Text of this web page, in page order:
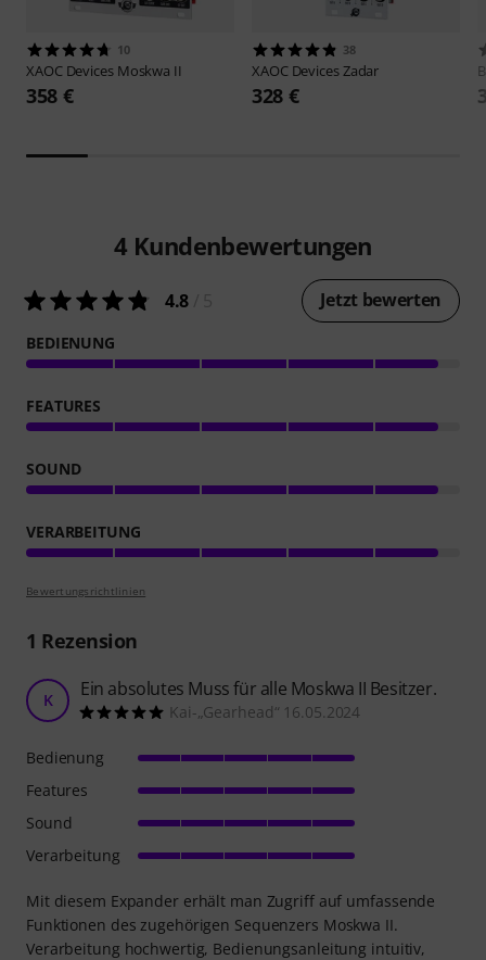
10
XAOC Devices Moskwa II
358 €
38
XAOC Devices Zadar
328 €
4 Kundenbewertungen
4.8 Jetzt bewerten
BEDIENUNG
FEATURES
SOUND
VERARBEITUNG
Bewertungsrichtlinien
1 Rezension
K Ein absolutes Muss für alle Moskwa II Besitzer.
Kai-„Gearhead“ 16.05.2024
Mit diesem Expander erhält man Zugriff auf umfassende
Funktionen des zugehörigen Sequenzers Moskwa II.
Verarbeitung hochwertig, Bedienungsanleitung intuitiv,
Bedienung
Features
Sound
Verarbeitung